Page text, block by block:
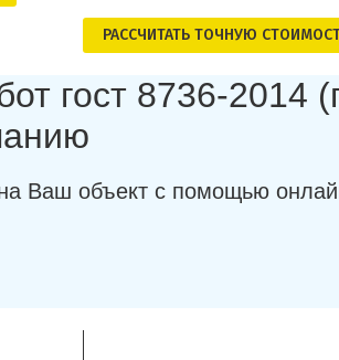
РАСCЧИТАТЬ ТОЧНУЮ
гост 8736-2014
Ваш объект с помощью